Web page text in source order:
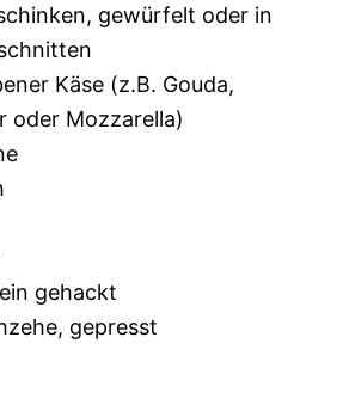
gewürfelt oder in
Käse (z.B. Gouda,
oder Mozzarella)
gehackt
gepresst